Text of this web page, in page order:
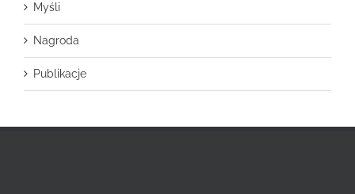
Myśli
Nagroda
Publikacje